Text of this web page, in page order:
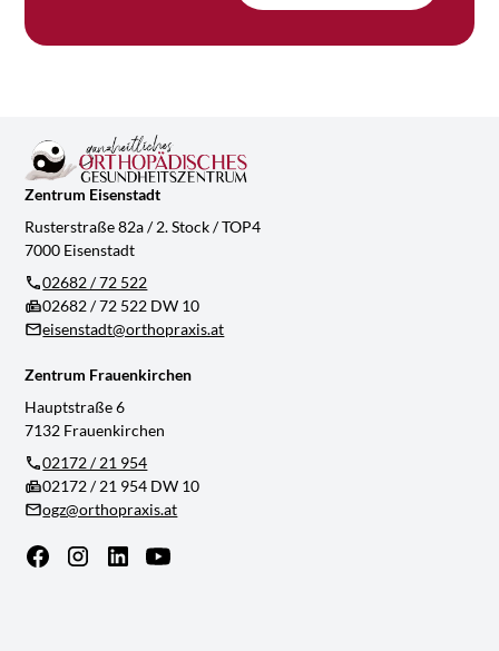
Zentrum Eisenstadt
Rusterstraße 82a / 2. Stock / TOP4
7000 Eisenstadt
02682 / 72 522
02682 / 72 522 DW 10
eisenstadt@orthopraxis.at
Zentrum Frauenkirchen
Hauptstraße 6
7132 Frauenkirchen
02172 / 21 954
02172 / 21 954 DW 10
ogz@orthopraxis.at